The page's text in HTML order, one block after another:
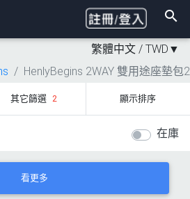
繁體中文 / TWD ▼
HenlyBegins 2WAY 雙用途座墊包2
其它篩選 2 顯示排序
在庫
看更多